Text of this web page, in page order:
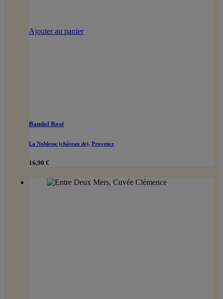
Ajouter au panier
Bandol Rosé
La Noblesse (château de), Provence
16,90 €